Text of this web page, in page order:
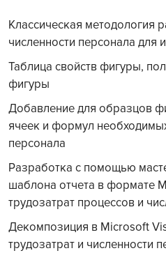
Классическая методология
численности персонала для
Таблица свойств фигуры,
фигуры
Добавление для образцов
ячеек и формул
персонала
Разработка с помощью
шаблона отчета в формате
трудозатрат процессов и
Декомпозиция в Microsoft
трудозатрат и численности